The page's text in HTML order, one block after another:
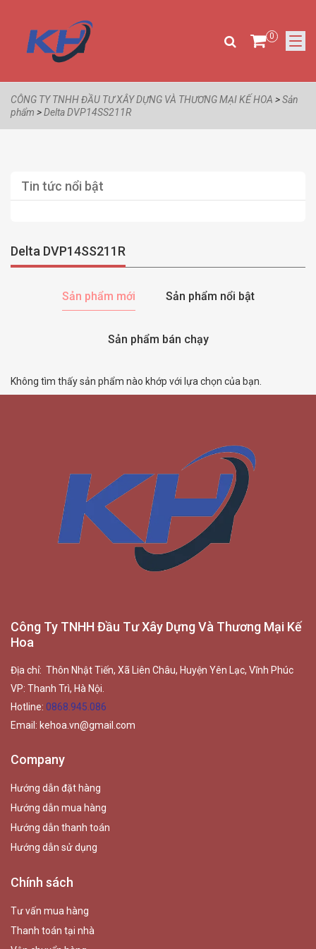
0
CÔNG TY TNHH ĐẦU TƯ XÂY DỰNG VÀ THƯƠNG MẠI KẾ HOA >Sản
phẩm >Delta DVP14SS211R
Tin tức nổi bật
Delta DVP14SS211R
Sản phẩm mới Sản phẩm nổi bật
Sản phẩm bán chạy
Không tìm thấy sản phẩm nào khớp với lựa chọn của bạn.
Công Ty TNHH Đầu Tư Xây Dựng Và Thương Mại Kế
Hoa
Địa chỉ: Thôn Nhật Tiến, Xã Liên Châu, Huyện Yên Lạc, Vĩnh Phúc
VP: Thanh Trì, Hà Nội.
Hotline: 0868.945.086
Email: kehoa.vn@gmail.com
Company
Hướng dẫn đặt hàng
Hướng dẫn mua hàng
Hướng dẫn thanh toán
Hướng dẫn sử dụng
Chính sách
Tư vấn mua hàng
Thanh toán tại nhà